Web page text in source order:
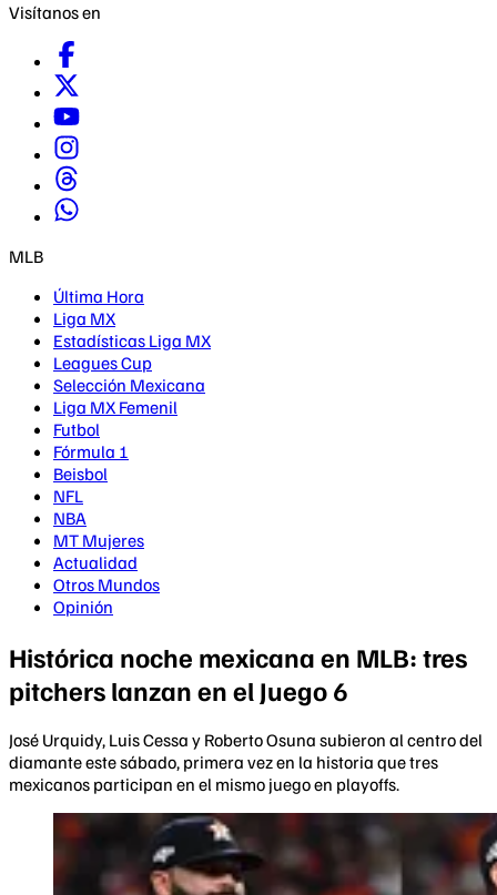
Visítanos en
MLB
Última Hora
Liga MX
Estadísticas Liga MX
Leagues Cup
Selección Mexicana
Liga MX Femenil
Futbol
Fórmula 1
Beisbol
NFL
NBA
MT Mujeres
Actualidad
Otros Mundos
Opinión
Histórica noche mexicana en MLB: tres
pitchers lanzan en el Juego 6
José Urquidy, Luis Cessa y Roberto Osuna subieron al centro del
diamante este sábado, primera vez en la historia que tres
mexicanos participan en el mismo juego en playoffs.